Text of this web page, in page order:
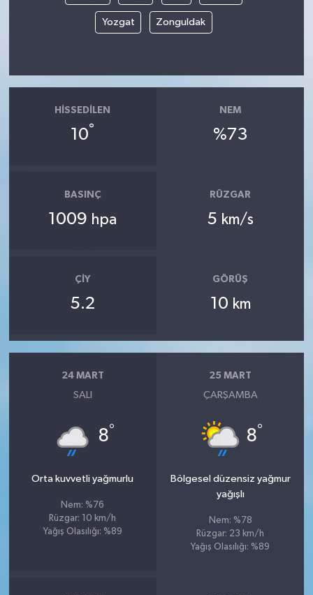
Yozgat Zonguldak
HISSEDILEN
10°
NEM
%73
BASINÇ
1009 hpa
RÜZGAR
5 km/s
ÇIY
5.2
GÖRÜŞ
10 km
24 MART
SALI
8°
Orta kuvvetli yağmurlu
Nem: %76
Rüzgar: 10 km/h
Yağış Olasılığı: %89
25 MART
ÇARŞAMBA
8°
Bölgesel düzensiz yağmur
yağışlı
Nem: %78
Rüzgar: 23 km/h
Yağış Olasılığı: %89